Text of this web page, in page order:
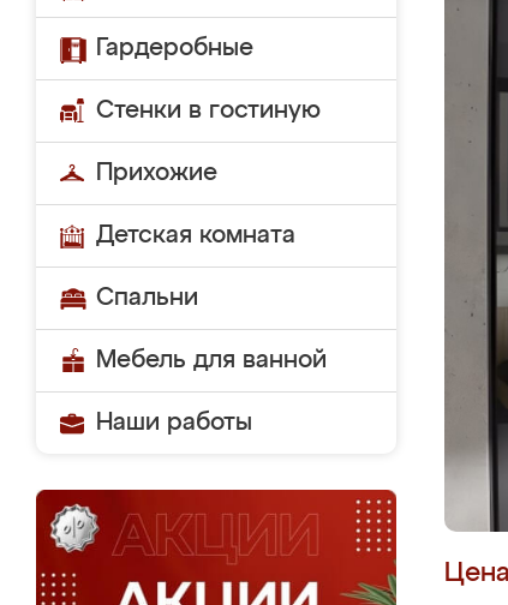
Гардеробные
Стенки в гостиную
Прихожие
Детская комната
Спальни
Мебель для ванной
Наши работы